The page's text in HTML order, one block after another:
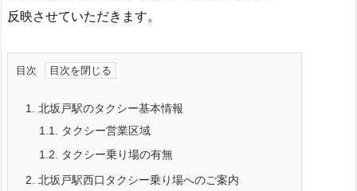
反映させていただきます。
目次
1.
北坂戸駅のタクシー基本情報
1.1.
タクシー営業区域
1.2.
タクシー乗り場の有無
2. 北坂戸駅西口タクシー乗り場へのご案内